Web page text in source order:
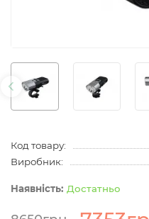
Код товару:
Виробник:
Достатньо